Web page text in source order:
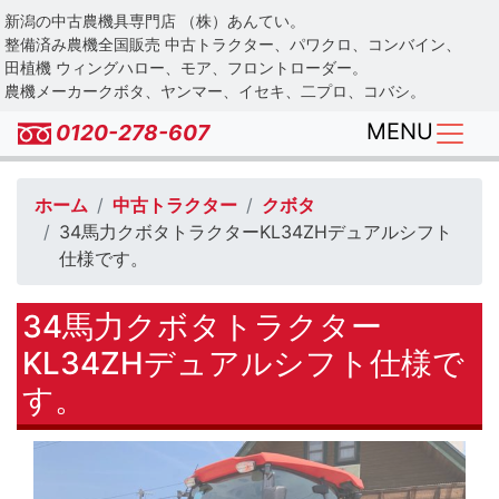
Skip
to
main
content
新潟の中古農機具専門店 （株）あんてい。
整備済み農機全国販売 中古トラクター、パワクロ、コンバイン、
田植機 ウィングハロー、モア、フロントローダー。
農機メーカークボタ、ヤンマー、イセキ、二プロ、コバシ。
0120-278-607 MENU
ホーム 中古トラクター
クボタ
34馬力クボタトラクターKL34ZHデュアルシフト
仕様です。
34馬力クボタトラクター
KL34ZHデュアルシフト仕様で
す。